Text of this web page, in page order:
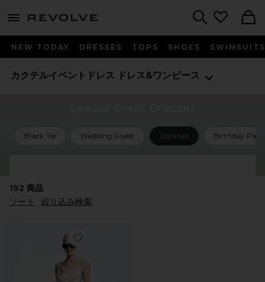
menu - shows more content
NEW TODAY DRESSES TOPS SHOES SWIMSUITS
カクテルイベントドレス ドレス&ワンピース
Black Tie Wedding Guest Cocktail Birthday
192 商品
ソート
絞り込み検索
Favorite NOAILLES ガウン